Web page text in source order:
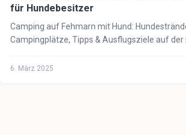
für Hundebesitzer
Camping auf Fehmarn mit Hund:
Campingplätze, Tipps & Ausflugsziele auf der
6. März 2025